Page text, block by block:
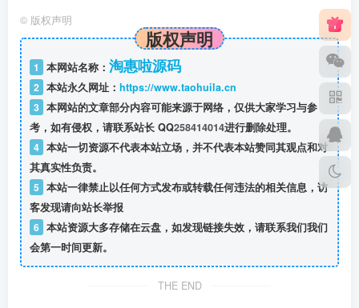
© 版权声明
版权声明
1 本网站名称： 淘惠啦源码
2 本站永久网址： https://www.taohuila.cn
3 本网站的文章部分内容可能来源于网络，仅供大家学习与参
考，如有侵权，请联系站长 QQ258414014进行删除处理。
4 本站一切资源不代表本站立场，并不代表本站赞同其观点和对
其真实性负责。
5 本站一律禁止以任何方式发布或转载任何违法的相关信息，访
客发现请向站长举报
6 本站资源大多存储在云盘，如发现链接失效，请联系我们我们
会第一时间更新。
THE END